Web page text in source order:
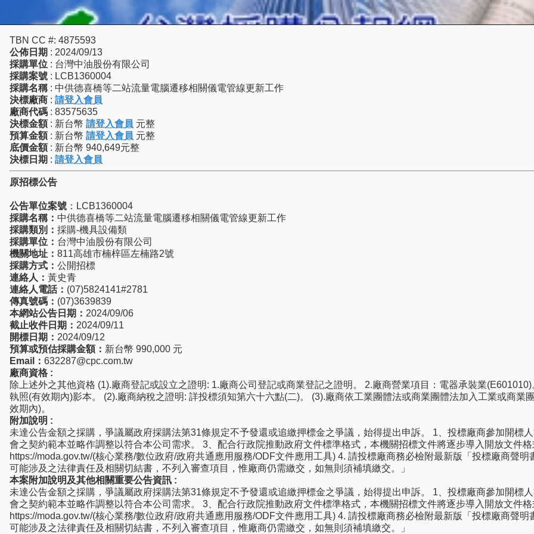
TBN CC #: 4875593
公佈日期 : 2024/09/13
採購單位 : 台灣中油股份有限公司
採購案號 : LCB1360004
採購名稱 : 中供德喜橋等二站流量電腦遷移相關儀電管線更新工作
決標廠商 : 請登入會員
廠商代碼 : 83575635
決標金額 : 新台幣 請登入會員 元整
預算金額 : 新台幣 請登入會員 元整
底價金額 : 新台幣 940,649元整
決標日期 : 請登入會員
原招標公告
公告單位案號 ：LCB1360004
採購名稱： 中供德喜橋等二站流量電腦遷移相關儀電管線更新工作
採購類別： 採購-機具設備類
採購單位： 台灣中油股份有限公司
機關地址： 811高雄市楠梓區左楠路2號
採購方式： 公開招標
連絡人： 黃史青
連絡人電話： (07)5824141#2781
傳真號碼： (07)3639839
本網站公告日期： 2024/09/06
截止收件日期： 2024/09/11
開標日期： 2024/09/12
預算或預估採購金額： 新台幣 990,000 元
Email： 632287@cpc.com.tw
廠商資格 :
除上述外之其他資格 (1).廠商登記或設立之證明: 1.廠商公司登記或商業登記之證明。 2.廠商營業項目：電器承裝業
執照(有效期內)影本。 (2).廠商納稅之證明: 詳投標須知第六十六點(二)。 (3).廠商依工業團體法或商業團體法加入工業或商
效期內)。
附加說明 :
未達公告金額之採購，爭議屬政府採購法第31條規定不予發還或追繳押標金之爭議，始得提出申訴。 1、投標廠商參加開標
會之契約範本並略作調整以符合本公司需求。 3、配合行政院推動政府文件標準格式，本機關招標文件將逐步導入開放文件
https://moda.gov.tw/(核心業務/數位政府/政府共通應用服務/ODF文件應用工具) 4. 請投標廠商務必檢附最新版「投標廠商聲
可能涉及之法律責任及相關切結書，不列入審查項目，惟廠商仍需繳交，如無則須補填繳交。」
本案附加說明及其他相關重要公告資訊 :
未達公告金額之採購，爭議屬政府採購法第31條規定不予發還或追繳押標金之爭議，始得提出申訴。 1、投標廠商參加開標
會之契約範本並略作調整以符合本公司需求。 3、配合行政院推動政府文件標準格式，本機關招標文件將逐步導入開放文件
https://moda.gov.tw/(核心業務/數位政府/政府共通應用服務/ODF文件應用工具) 4. 請投標廠商務必檢附最新版「投標廠商聲
可能涉及之法律責任及相關切結書，不列入審查項目，惟廠商仍需繳交，如無則須補填繳交。」